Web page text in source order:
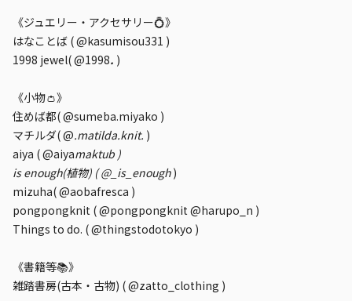
《ジュエリー・アクセサリー💍》
はなことば ( @kasumisou331 )
1998 jewel( @1998. )
《小物👛》
住めば都( @sumeba.miyako )
マチルダ( @.matilda.knit. )
aiya ( @aiyamaktub )
is enough(植物) ( @_is_enough)
mizuha( @aobafresca )
pongpongknit ( @pongpongknit @harupo_n )
Things to do. ( @thingstodotokyo )
《書籍等📚》
雑踏書房(古本・古物) ( @zatto_clothing )